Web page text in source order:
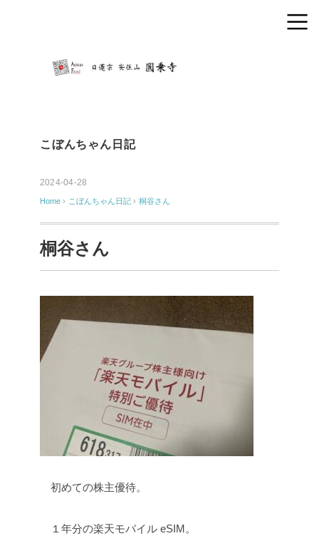
こぼんちゃん日記
2024-04-28
Home › こぼんちゃん日記 › 桐谷さん
桐谷さん
初めての株主優待。
１年分の楽天モバイル eSIM。